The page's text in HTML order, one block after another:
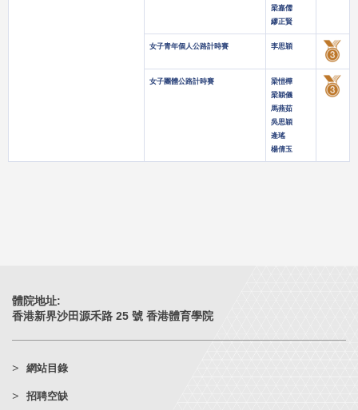
梁嘉儒
繆正賢
女子青年個人公路計時賽 李思穎
女子團體公路計時賽
梁愷樺
梁穎儀
馬燕茹
吳思穎
逄瑤
楊倩玉
體院地址:
香港新界沙田源禾路 25 號 香港體育學院
網站目錄
招聘空缺